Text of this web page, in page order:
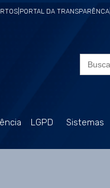
PORTAL DA TRANSPARÊNCA
Search
for:
LGPD Sistemas